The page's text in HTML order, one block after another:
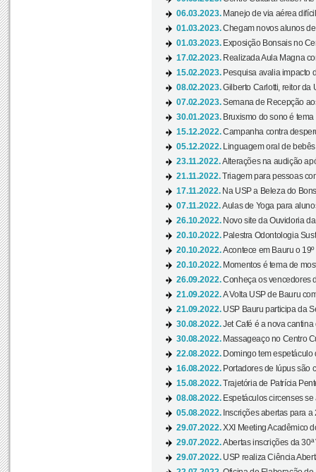
06.03.2023. Manejo de via aérea
01.03.2023.Chegam novos alunos
01.03.2023. Exposição Bonsais no
17.02.2023. Realizada Aula Magna
15.02.2023. Pesquisa avalia impacto
08.02.2023.Gilberto Carlotti, reitor da
07.02.2023.Semana de Recepção
30.01.2023. Bruxismo do sono é
15.12.2022.Campanha contra
05.12.2022.
Linguagem oral de
23.11.2022.Alterações na audição
21.11.2022.Triagem para pessoas
17.11.2022. Na USP a Beleza do
07.11.2022.Aulas de Yoga para
26.10.2022. Novo site da Ouvidoria
20.10.2022. Palestra Odontologia
20.10.2022.Acontece em Bauru o 19º
20.10.2022. Momentos é tema de
26.09.2022.Conheça os vencedores
21.09.2022.A Volta USP de Bauru
21.09.2022. USP Bauru participa da
30.08.2022.Jet Café é a nova
30.08.2022. Massageaço no Centro
22.08.2022. Domingo tem espetáculo
16.08.2022. Portadores de lúpus são
15.08.2022.Trajetória de Patrícia
08.08.2022. Espetáculos circenses
05.08.2022. Inscrições abertas para a
29.07.2022.XXI Meeting Acadêmico
29.07.2022.Abertas inscrições da 30ª
29.07.2022. USP realiza Ciência